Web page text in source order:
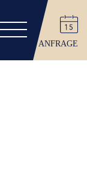
ANFRAGE